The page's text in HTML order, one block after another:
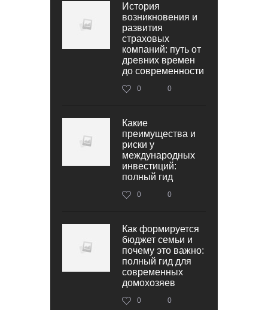
История
возникновения и
развития
страховых
компаний: путь от
древних времен
до современности
0 0
Какие
преимущества и
риски у
международных
инвестиций:
полный гид
0 0
Как формируется
бюджет семьи и
почему это важно:
полный гид для
современных
домохозяев
0 0